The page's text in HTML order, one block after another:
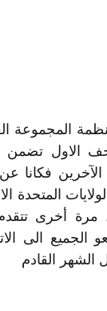
الشهر القادم